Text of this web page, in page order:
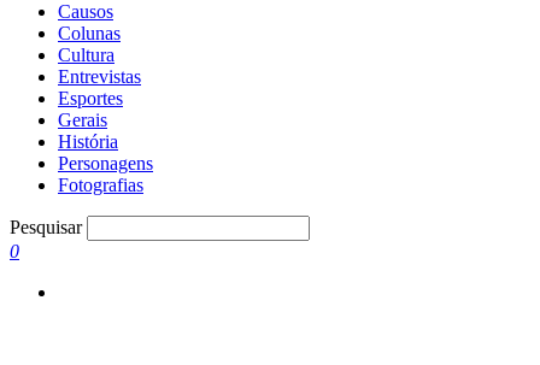
Causos
Colunas
Cultura
Entrevistas
Esportes
Gerais
História
Personagens
Fotografias
Pesquisar
0